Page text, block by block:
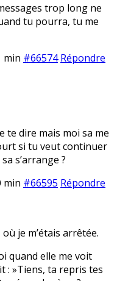
trop long ne
tu pourra, tu me
min #66574 Répondre
te dire mais moi sa me
si tu veut continuer
s’arrange ?
min #66595 Répondre
je m’étais arrêtée.
quand elle me voit
: »Tiens, ta repris tes